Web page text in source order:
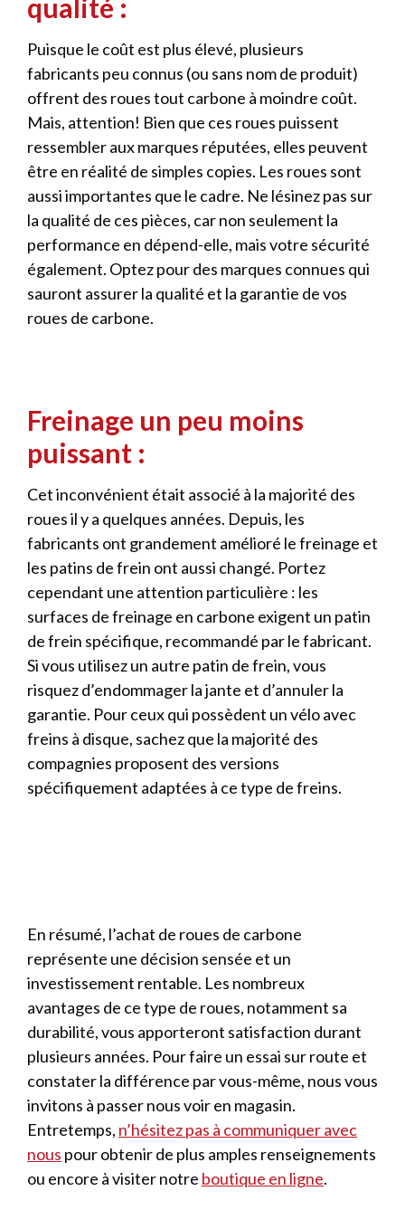
qualité :
Puisque le coût est plus élevé, plusieurs
fabricants peu connus (ou sans nom de produit)
offrent des roues tout carbone à moindre coût.
Mais, attention! Bien que ces roues puissent
ressembler aux marques réputées, elles peuvent
être en réalité de simples copies. Les roues sont
aussi importantes que le cadre. Ne lésinez pas sur
la qualité de ces pièces, car non seulement la
performance en dépend-elle, mais votre sécurité
également. Optez pour des marques connues qui
sauront assurer la qualité et la garantie de vos
roues de carbone.
Freinage un peu moins
puissant :
Cet inconvénient était associé à la majorité des
roues il y a quelques années. Depuis, les
fabricants ont grandement amélioré le freinage et
les patins de frein ont aussi changé. Portez
cependant une attention particulière : les
surfaces de freinage en carbone exigent un patin
de frein spécifique, recommandé par le fabricant.
Si vous utilisez un autre patin de frein, vous
risquez d’endommager la jante et d’annuler la
garantie. Pour ceux qui possèdent un vélo avec
freins à disque, sachez que la majorité des
compagnies proposent des versions
spécifiquement adaptées à ce type de freins.
En résumé, l’achat de roues de carbone
représente une décision sensée et un
investissement rentable. Les nombreux
avantages de ce type de roues, notamment sa
durabilité, vous apporteront satisfaction durant
plusieurs années. Pour faire un essai sur route et
constater la différence par vous-même, nous vous
invitons à passer nous voir en magasin.
Entretemps, n’hésitez pas à communiquer avec
nous pour obtenir de plus amples renseignements
ou encore à visiter notre boutique en ligne.